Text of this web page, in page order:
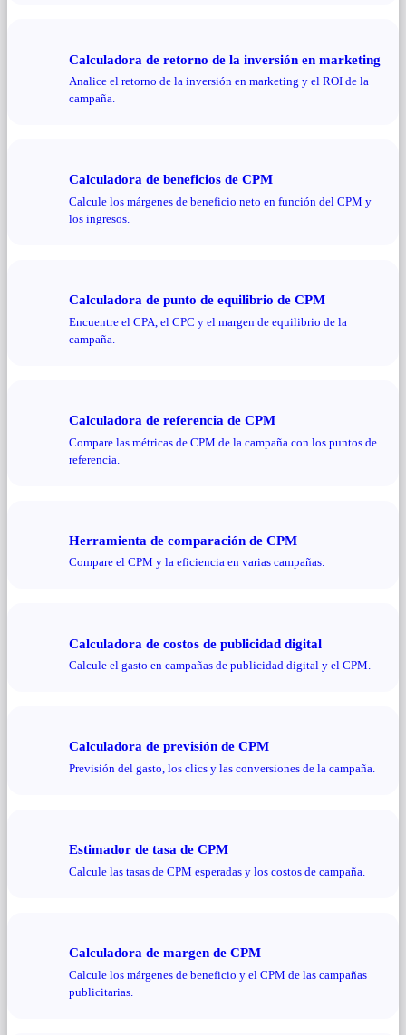
Calculadora de retorno de la inversión en marketing
Analice el retorno de la inversión en marketing y el ROI de la
campaña.
Calculadora de beneficios de CPM
Calcule los márgenes de beneficio neto en función del CPM y
los ingresos.
Calculadora de punto de equilibrio de CPM
Encuentre el CPA, el CPC y el margen de equilibrio de la
campaña.
Calculadora de referencia de CPM
Compare las métricas de CPM de la campaña con los puntos de
referencia.
Herramienta de comparación de CPM
Compare el CPM y la eficiencia en varias campañas.
Calculadora de costos de publicidad digital
Calcule el gasto en campañas de publicidad digital y el CPM.
Calculadora de previsión de CPM
Previsión del gasto, los clics y las conversiones de la campaña.
Estimador de tasa de CPM
Calcule las tasas de CPM esperadas y los costos de campaña.
Calculadora de margen de CPM
Calcule los márgenes de beneficio y el CPM de las campañas
publicitarias.